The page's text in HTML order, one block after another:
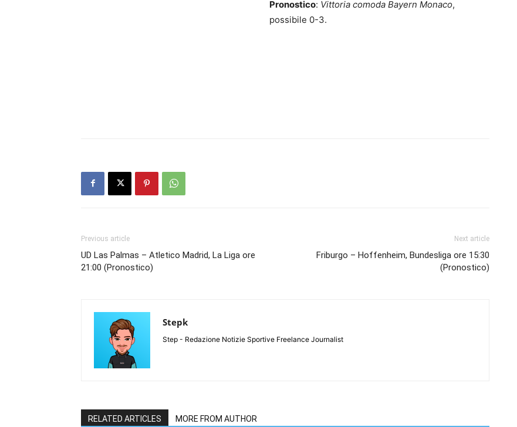
Pronostico: Vittoria comoda Bayern Monaco,
possibile 0-3.
Previous article
UD Las Palmas – Atletico Madrid, La Liga ore
21:00 (Pronostico)
Next article
Friburgo – Hoffenheim, Bundesliga ore 15:30
(Pronostico)
Stepk
Step - Redazione Notizie Sportive Freelance Journalist
RELATED ARTICLES MORE FROM AUTHOR